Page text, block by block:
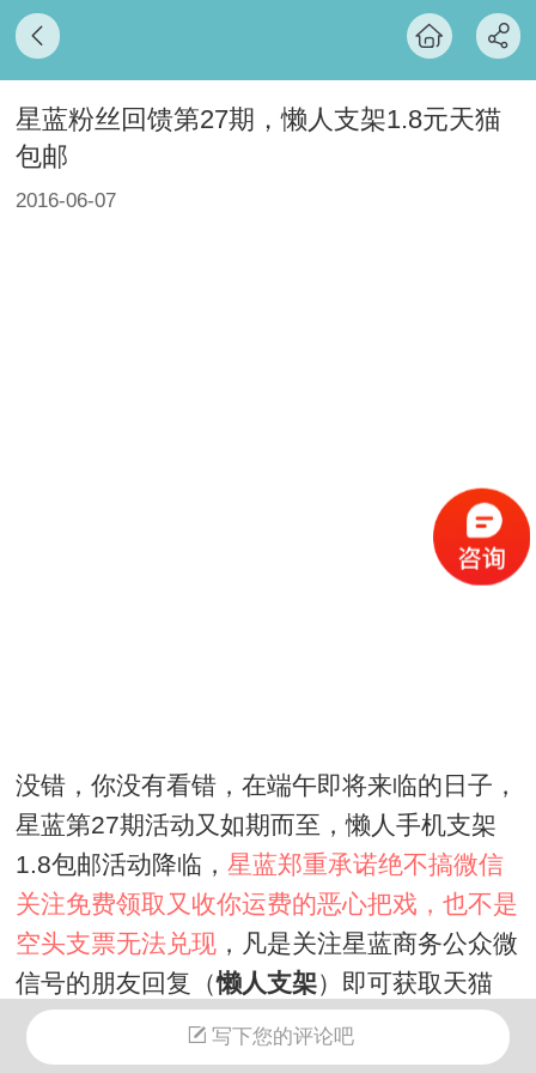
星蓝粉丝回馈第27期，懒人支架1.8元天猫
包邮
2016-06-07
没错，你没有看错，在端午即将来临的日子，
星蓝第27期活动又如期而至，懒人手机支架
1.8包邮活动降临， 星蓝郑重承诺绝不搞微信
关注免费领取又收你运费的恶心把戏，也不是
空头支票无法兑现，凡是关注星蓝商务公众微
信号的朋友回复（懒人支架）即可获取天猫
1.8元购买链接。PS:微信里打不开淘宝连接
的，请记得把连接发送到QQ或者复制到浏览
写下您的评论吧